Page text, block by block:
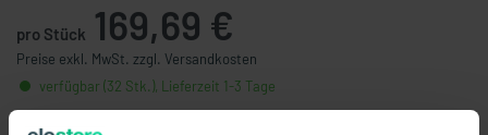
pro Stück 169,69 €
Preise exkl. MwSt. zzgl. Versandkosten
verfügbar (32 Stk.), Lieferzeit 1-3 Tage